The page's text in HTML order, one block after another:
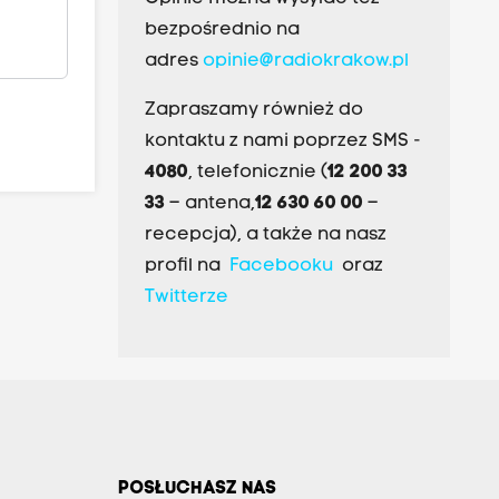
bezpośrednio na
adres opinie@radiokrakow.pl
Zapraszamy również do
kontaktu z nami poprzez SMS -
4080, telefonicznie (12 200 33
33– antena,12 630 60 00 –
recepcja), a także na nasz
profil na Facebookuoraz
Twitterze
POSŁUCHASZ NAS